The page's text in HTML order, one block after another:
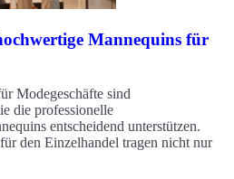
Mannequins für
Modegeschäfte sind
die professionelle
entscheidend unterstützen.
den Einzelhandel tragen nicht nur